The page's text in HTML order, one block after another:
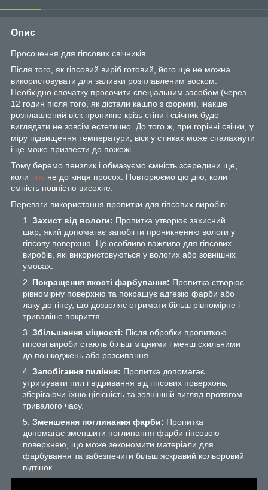
Опис
Просочення для гіпсових свічників.
Після того, як гіпсовий виріб готовий, його ще не можна
використовувати для заливки розплавленим воском.
Необхідно спочатку просочити спеціальним засобом (через
12 годин після того, як дістали кашпо з форми), інакше
розплавлений віск проникне крізь стіни і свічник буде
виглядати не зовсім естетично. До того ж, при горінні свічки, у
міру підвищення температури, віск у стінках може спалахнути
і це може призвести до пожежі.
Тому беремо пензлик і обмазуємо ємність зсередини ще,
коли гіпс не до кінця просох. Повторюємо цю дію, коли
ємність повністю висохне.
Переваги використання пропитки для гіпсових виробів:
Захист від вологи: Пропитка утворює захисний
шар, який допомагає запобігти проникненню вологи у
гіпсову поверхню. Це особливо важливо для гіпсових
виробів, які використовуються у вологих або зовнішніх
умовах.
Покращення якості фарбування: Пропитка створює
рівномірну поверхню та покращує адгезію фарби або
лаку до гіпсу, що дозволяє отримати більш рівномірне і
триваліше покриття.
Збільшення міцності: Після обробки пропиткою
гіпсові вироби стають більш міцними і менш схильними
до пошкоджень або розсипання.
Запобігання пиління: Пропитка допомагає
утримувати пил і відривання від гіпсових поверхонь,
зберігаючи їхню цілісність та зовнішній вигляд протягом
тривалого часу.
Зменшення поглинання фарби: Пропитка
допомагає зменшити поглинання фарби гіпсовою
поверхнею, що може зекономити матеріали для
фарбування та забезпечити більш яскравий кольоровий
відтінок.